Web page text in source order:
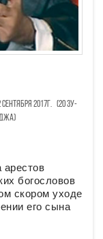
Сентября 2017г. (20 Зу-
богословов
скором уходе
его сына